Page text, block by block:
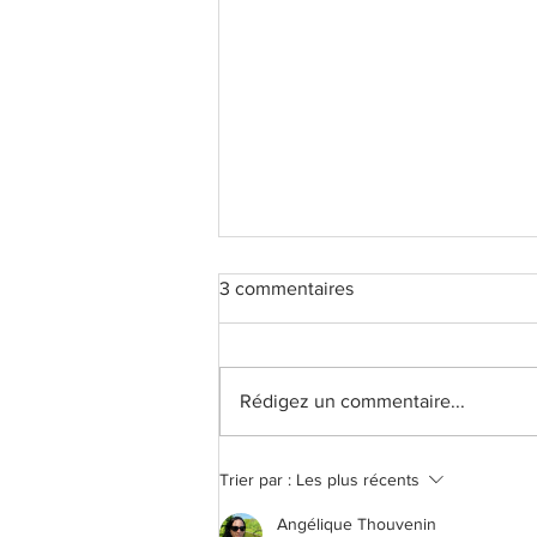
3 commentaires
Rédigez un commentaire...
Trier par : Les plus récents
Angélique Thouvenin